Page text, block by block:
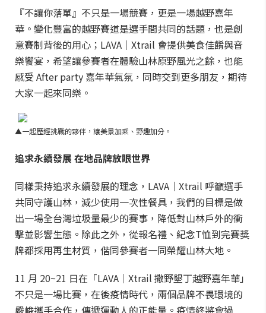
『不讓你落單』不只是一場競賽，更是一場越野嘉年
華。變化豐富的越野賽道是選手間共同的話題，也是創
意賽制背後的用心；LAVA｜Xtrail 會提供美食佳餚與音
樂饗宴，希望讓參賽者在體驗山林原野風光之餘，也能
感受 After party 嘉年華氣氛，同時交到更多朋友，期待
大家一起來同樂。
▲一起歷經挑戰的夥伴，讓美景加乘、野趣加分。
追求永續發展 在地品牌放眼世界
同樣秉持追求永續發展的理念，LAVA｜Xtrail 呼籲選手
共同守護山林，減少使用一次性餐具，我們的目標是做
出一場全台灣垃圾量最少的賽事，降低對山林戶外的衝
擊並影響生態。除此之外，從報名禮 、 紀念T恤到完賽獎
牌都採用再生材質，偕同參賽者一同榮耀山林大地。
11 月 20~21 日在「LAVA｜Xtrail 撒野墾丁越野嘉年華」
不只是一場比賽，在後疫情時代，兩個品牌不畏環境的
嚴峻攜手合作，傳遞運動人的正能量。疫情終將會過